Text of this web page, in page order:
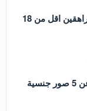
●يمنع نشر اي موضوعات لأطفال او قُصّر او مراهقين اقل من 18
●يجب ان يكون الموضوع به عدة صور لا تقل عن 5 صور جنسية